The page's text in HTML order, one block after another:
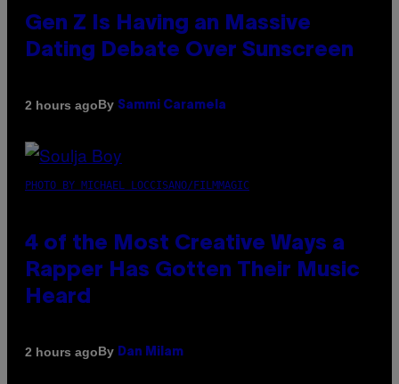
Gen Z Is Having an Massive
Dating Debate Over Sunscreen
2 hours agoBy Sammi Caramela
PHOTO BY MICHAEL LOCCISANO/FILMMAGIC
4 of the Most Creative Ways a
Rapper Has Gotten Their Music
Heard
2 hours agoBy Dan Milam